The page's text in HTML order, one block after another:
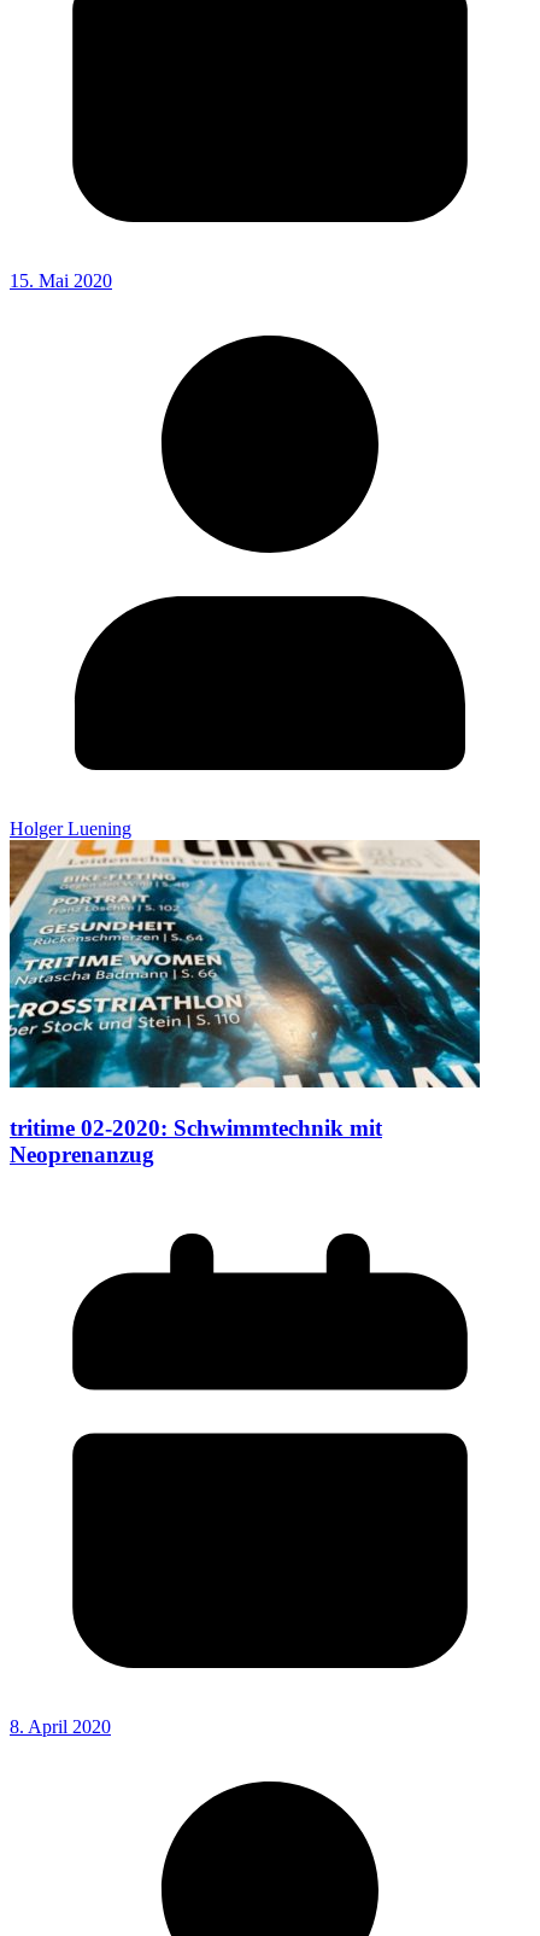
15. Mai 2020
Holger Luening
tritime 02-2020: Schwimmtechnik mit
Neoprenanzug
8. April 2020